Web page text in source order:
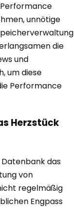
unnötige
die
und
um diese
Performance
Herzstück
das
von
regelmäßig
Engpass